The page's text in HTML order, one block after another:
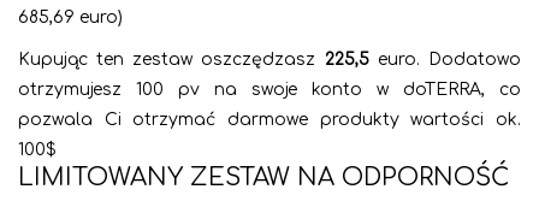
685,69 euro)
Kupując ten zestaw oszczędzasz 225,5euro. Dodatowo
otrzymujesz 100 pv na swoje konto w doTERRA, co
pozwala Ci otrzymać darmowe produkty wartości ok.
100$
LIMITOWANY ZESTAW NA ODPORNOŚĆ